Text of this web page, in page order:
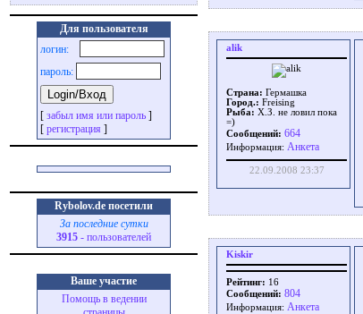
Для пользователя
логин:
пароль:
[ забыл имя или пароль ]
[ регистрация ]
Rybolov.de посетили
За последние сутки
3915 - пользователей
Ваше участие
Помощь в ведении
alik
Страна: Гермашка
Город.: Freising
Рыба: Х.З. не ловил пока
=)
Сообщений: 664
Информация: Aнкета
22.09.2008 23:37
Kiskir
Рейтинг: 16
Сообщений: 804
Информация: Aнкета